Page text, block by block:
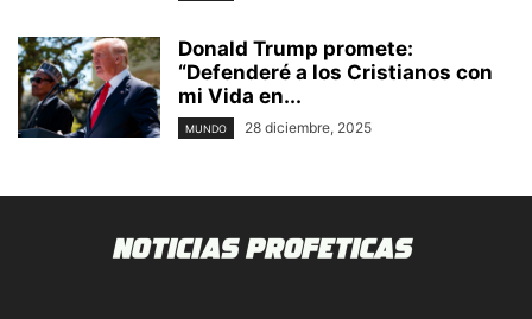
Donald Trump promete:
“Defenderé a los Cristianos con
mi Vida en...
MUNDO 28 diciembre, 2025